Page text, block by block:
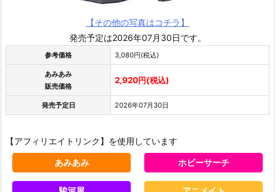
【その他の写真はコチラ】
発売予定は2026年07月30日です。
参考価格 3,080円(税込)
あみあみ
販売価格
2,920円(税込)
発売予定日 2026年07月30日
【アフィリエイトリンク】を使用しています
あみあみ ホビーサーチ